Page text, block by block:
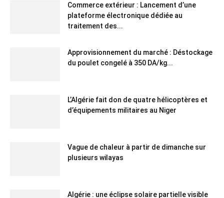
Commerce extérieur : Lancement d’une
plateforme électronique dédiée au
traitement des...
Approvisionnement du marché : Déstockage
du poulet congelé à 350 DA/kg...
L’Algérie fait don de quatre hélicoptères et
d’équipements militaires au Niger
Vague de chaleur à partir de dimanche sur
plusieurs wilayas
Algérie : une éclipse solaire partielle visible